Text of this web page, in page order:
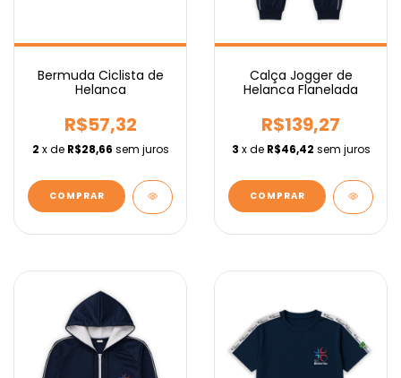
Bermuda Ciclista de
Helanca
R$57,32
2 x de R$28,66 sem juros
COMPRAR
Calça Jogger de
Helanca Flanelada
R$139,27
3 x de R$46,42 sem juros
COMPRAR